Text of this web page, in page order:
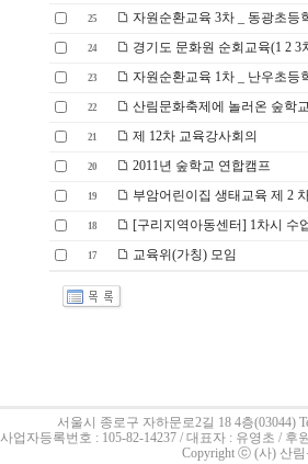
25 자원순환교육 3차 _ 동광초등
24 경기도 문화원 순회교육(1 2 3
23 자원순환교육 1차 _ 난우초등
22 산림문화축제에 놀러온 숲학
21 제 12차 교육강사회의
20 2011년 숲학교 연합캠프
19 부암어린이집 생태교육 제 2
18 [구리지역아동센터] 1차시 수
17 교육위(가칭) 모임
서울시 종로구 자하문로2길 18 4층(03044)
사업자등록번호 : 105-82-14237 / 대표자 : 유영초 /
Copyright ⓒ (사) 산림